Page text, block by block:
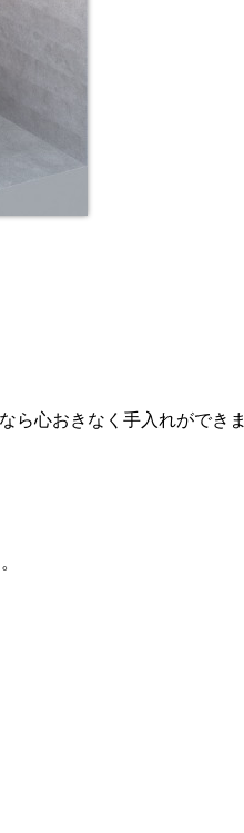
ら心おきなく手入れができま